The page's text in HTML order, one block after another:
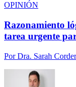
OPINIÓN
Razonamiento
tarea urgente
PorDra. Sarah